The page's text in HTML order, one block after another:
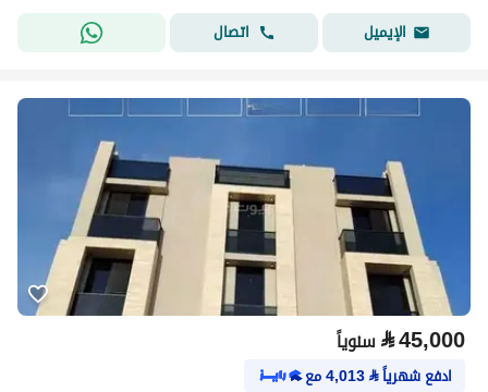
الإيميل
اتصال
⃁45,000 سنوياً
ادفع شهرياً⃁
4,013مع